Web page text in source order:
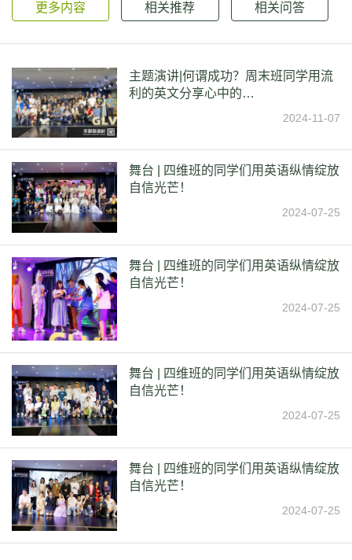
更多内容 相关推荐 相关问答
主题演讲|何谓成功？周末班同学用流
利的英文分享心中的…
2024-11-07
舞台 | 四维班的同学们用英语纵情绽放
自信光芒！
2024-07-25
舞台 | 四维班的同学们用英语纵情绽放
自信光芒！
2024-07-25
舞台 | 四维班的同学们用英语纵情绽放
自信光芒！
2024-07-25
舞台 | 四维班的同学们用英语纵情绽放
自信光芒！
2024-07-25